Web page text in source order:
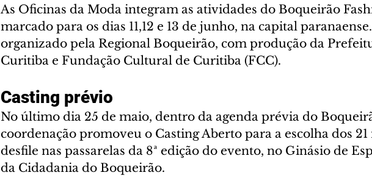
As Oficinas da Moda integram as atividades do Boqueirão
marcado para os dias 11,12 e 13 de junho, na capital
organizado pela Regional Boqueirão, com produção da
Curitiba e Fundação Cultural de Curitiba (FCC).
Casting prévio
No último dia 25 de maio, dentro da agenda prévia do
coordenação promoveu o Casting Aberto para a escolha dos
desfile nas passarelas da 8ª edição do evento, no Ginásio de
da Cidadania do Boqueirão.